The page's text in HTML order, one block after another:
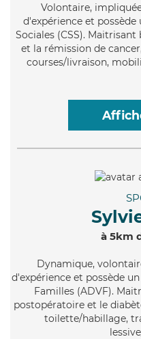
Volontaire,
d'expérience et possède
Sociales (CSS).
et la rémission de
courses/livraison,
à 5km
Dynamique,
d'expérience et possède
Familles (ADVF).
postopératoire et le
toilette/habillage,